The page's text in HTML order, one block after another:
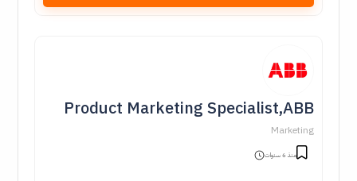
Product Marketing Specialist,ABB
Marketing
منذ 6 سنوات